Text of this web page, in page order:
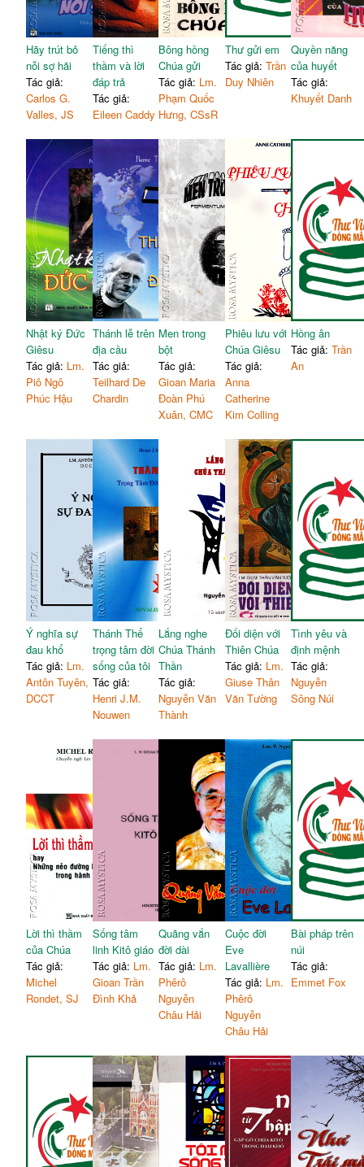
Hãy trút bỏ
nỗi sợ hãi
Tác giả:
Carlos G.
Valles, JS
Tiếng thì
thầm và lời
đáp trả
Tác giả:
Eileen Caddy
Bông hồng
Chúa gửi
Tác giả: Lm.
Phạm Quốc
Hưng, CSsR
Thư gửi em
Tác giả: Trần
Duy Nhiên
Quyền năng
của huyết
Tác giả:
Khuyết Danh
Nhật ký Đức
Giêsu
Tác giả: Lm.
Piô Ngô
Phúc Hậu
Thánh lễ trên
địa cầu
Tác giả:
Teilhard De
Chardin
Men trong
bột
Tác giả:
Gioan Maria
Đoàn Phú
Xuân, CMC
Phiêu lưu với
Chúa Giêsu
Tác giả:
Anna
Catherine
Kim Colling
Hồng ân
Tác giả:Trần
An
Ý nghĩa sự
đau khổ
Tác giả: Lm.
Antôn Tuyên,
DCCT
Thánh Thể
trọng tâm đời
sống của tôi
Tác giả:
Henri J.M.
Nouwen
Lắng nghe
Chúa Thánh
Thần
Tác giả:
Nguyễn Văn
Thành
Đối diện với
Thiên Chúa
Tác giả: Lm.
Giuse Thân
Văn Tường
Tình yêu và
định mệnh
Tác giả:
Nguyễn
Sông Núi
Lời thì thầm
của Chúa
Tác giả:
Michel
Rondet, SJ
Sống tâm
linh Kitô giáo
Tác giả: Lm.
Gioan Trần
Đình Khả
Quãng vắn
đời dài
Tác giả: Lm.
Phêrô
Nguyễn
Châu Hải
Cuộc đời
Eve
Lavallière
Tác giả: Lm.
Phêrô
Nguyễn
Châu Hải
Bài pháp trên
núi
Tác giả:
Emmet Fox